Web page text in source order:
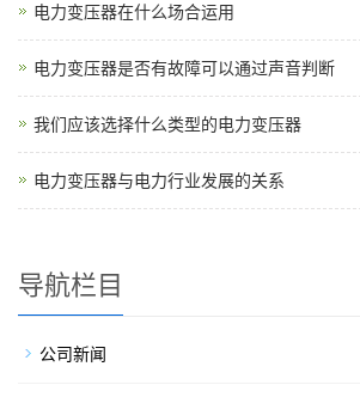
电力变压器在什么场合运用
电力变压器是否有故障可以通过声音判断
我们应该选择什么类型的电力变压器
电力变压器与电力行业发展的关系
导航栏目
公司新闻